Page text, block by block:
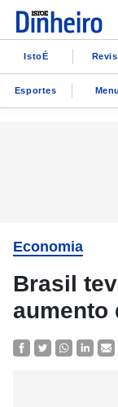
IstoÉ
Esportes Menu
Economia
Brasil
aumento